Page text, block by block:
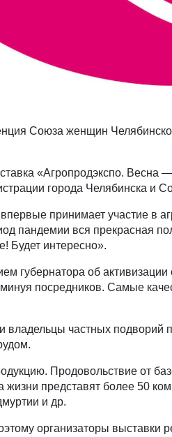
Союза женщин
«Агропродэкспо. Весна
города Челябинска и
принимает участие в
пандемии вся прекрасная
Будет интересно».
губернатора об активизации
посредников. Самые
частных подворий
Продовольствие от
представят более 50
и др.
организаторы выставки